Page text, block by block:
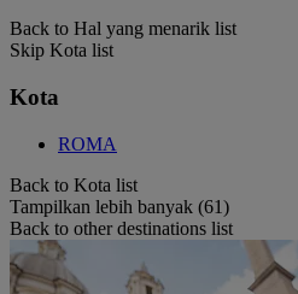
Back to Hal yang menarik list
Skip Kota list
Kota
ROMA
Back to Kota list
Tampilkan lebih banyak (61)
Back to other destinations list